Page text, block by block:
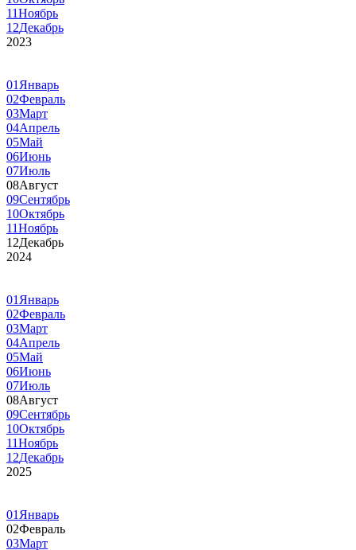
11Ноябрь
12Декабрь
2023
01 Январь
02Февраль
03Март
04Апрель
05Май
06Июнь
07Июль
08Август
09Сентябрь
10Октябрь
11Ноябрь
12Декабрь
2024
01 Январь
02Февраль
03Март
04Апрель
05Май
06Июнь
07Июль
08Август
09Сентябрь
10Октябрь
11Ноябрь
12Декабрь
2025
01 Январь
02Февраль
03Март